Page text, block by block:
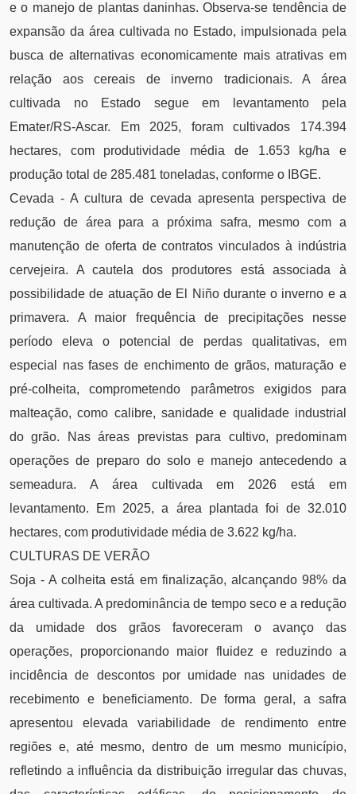
e o manejo de plantas daninhas. Observa-se tendência de
expansão da área cultivada no Estado, impulsionada pela
busca de alternativas economicamente mais atrativas em
relação aos cereais de inverno tradicionais. A área
cultivada no Estado segue em levantamento pela
Emater/RS-Ascar. Em 2025, foram cultivados 174.394
hectares, com produtividade média de 1.653 kg/ha e
produção total de 285.481 toneladas, conforme o IBGE.
Cevada - A cultura de cevada apresenta perspectiva de
redução de área para a próxima safra, mesmo com a
manutenção de oferta de contratos vinculados à indústria
cervejeira. A cautela dos produtores está associada à
possibilidade de atuação de El Niño durante o inverno e a
primavera. A maior frequência de precipitações nesse
período eleva o potencial de perdas qualitativas, em
especial nas fases de enchimento de grãos, maturação e
pré-colheita, comprometendo parâmetros exigidos para
malteação, como calibre, sanidade e qualidade industrial
do grão. Nas áreas previstas para cultivo, predominam
operações de preparo do solo e manejo antecedendo a
semeadura. A área cultivada em 2026 está em
levantamento. Em 2025, a área plantada foi de 32.010
hectares, com produtividade média de 3.622 kg/ha.
CULTURAS DE VERÃO
Soja - A colheita está em finalização, alcançando 98% da
área cultivada. A predominância de tempo seco e a redução
da umidade dos grãos favoreceram o avanço das
operações, proporcionando maior fluidez e reduzindo a
incidência de descontos por umidade nas unidades de
recebimento e beneficiamento. De forma geral, a safra
apresentou elevada variabilidade de rendimento entre
regiões e, até mesmo, dentro de um mesmo município,
refletindo a influência da distribuição irregular das chuvas,